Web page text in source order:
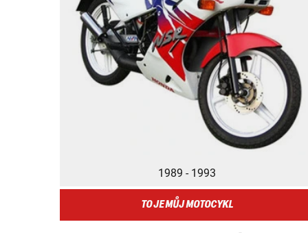
1989 - 1993
TO JE MŮJ MOTOCYKL